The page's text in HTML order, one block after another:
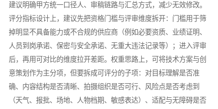
建议明确甲方统一口径人、审稿链路与汇总方式，减少无效修改。
评分指标设计上，建议先把资格门槛与评审维度拆开：门槛用于筛
掉明显不具备能力或不合规的供应商（例如必要资质、业绩证明、
人员到岗承诺、保密与安全承诺、无重大违法记录等）；进入评审
后，再用可对比的维度拉开差距。权重思路上，可将技术方案与创
意策划作为主分项，但要拆成可评分的子项：对目标理解是否准
确、内容结构是否清晰、拍摄组织是否可行、风险点是否考虑到
（天气、报批、场地、人物档期、敏感表达）、适配与无障碍是否